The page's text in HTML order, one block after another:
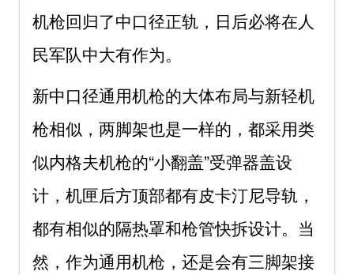
机枪回归了中口径正轨，日后必将在人
民军队中大有作为。
新中口径通用机枪的大体布局与新轻机
枪相似，两脚架也是一样的，都采用类
似内格夫机枪的“小翻盖”受弹器盖设
计，机匣后方顶部都有皮卡汀尼导轨，
都有相似的隔热罩和枪管快拆设计。当
然，作为通用机枪，还是会有三脚架接